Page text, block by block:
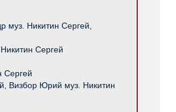
муз. Никитин Сергей,
Сергей
Сергей
Визбор Юрий муз. Никитин